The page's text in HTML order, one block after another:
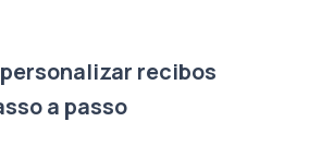
recibos
a passo